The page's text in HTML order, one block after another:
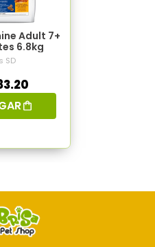
Adult 7+
6.8kg
SD